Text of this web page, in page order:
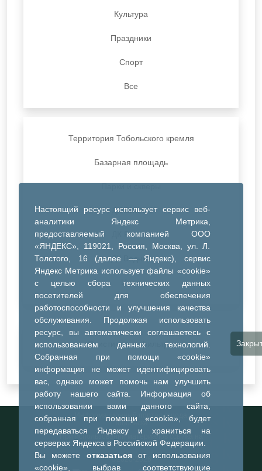
Настоящий ресурс использует сервис веб-
аналитики Яндекс Метрика,
предоставляемый компанией ООО
«ЯНДЕКС», 119021, Россия, Москва, ул. Л.
Толстого, 16 (далее — Яндекс), сервис
Яндекс Метрика использует файлы «cookie»
с целью сбора технических данных
посетителей для обеспечения
работоспособности и улучшения качества
обслуживания. Продолжая использовать
ресурс, вы автоматически соглашаетесь с
использованием данных технологий.
Собранная при помощи «cookie»
информация не может идентифицировать
вас, однако может помочь нам улучшить
работу нашего сайта. Информация об
использовании вами данного сайта,
собранная при помощи «cookie», будет
передаваться Яндексу и храниться на
серверах Яндекса в Российской Федерации.
Вы можете отказатьсяот использования
«cookie», выбрав соответствующие
Культура
Праздники
Спорт
Все
Территория Тобольского кремля
Базарная площадь
ДК Синтез
ДК Речник
ДК Водник
Иное
Очистить все фильтры
Информационный портал города
Тобольска
При использовании материалов ссылка на
портал обязательна
©2023-2026